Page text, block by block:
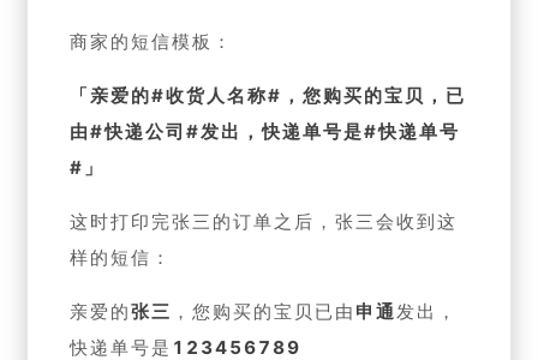
商家的短信模板：
「亲爱的#收货人名称#，您购买的宝贝，已
由#快递公司#发出，快递单号是#快递单号
#」
这时打印完张三的订单之后，张三会收到这
样的短信：
亲爱的张三 ，您购买的宝贝已由 申通发出，
快递单号是 123456789